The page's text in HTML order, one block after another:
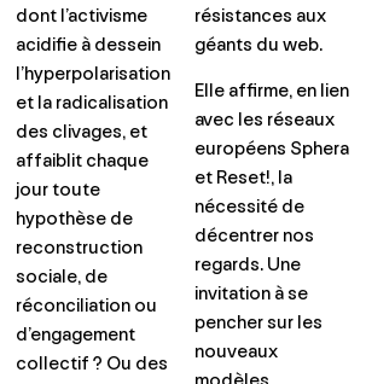
dont l’activisme
acidifie à dessein
l’hyperpolarisation
et la radicalisation
des clivages, et
affaiblit chaque
jour toute
hypothèse de
reconstruction
sociale, de
réconciliation ou
d’engagement
collectif ? Ou des
résistances aux
géants du web.
Elle affirme, en lien
avec les réseaux
européens Sphera
et Reset!, la
nécessité de
décentrer nos
regards. Une
invitation à se
pencher sur les
nouveaux